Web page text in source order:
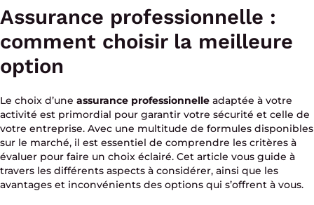
Assurance professionnelle :
comment choisir la meilleure
option
Le choix d’une assurance professionnelle adaptée à votre
activité est primordial pour garantir votre sécurité et celle de
votre entreprise. Avec une multitude de formules disponibles
sur le marché, il est essentiel de comprendre les critères à
évaluer pour faire un choix éclairé. Cet article vous guide à
travers les différents aspects à considérer, ainsi que les
avantages et inconvénients des options qui s’offrent à vous.